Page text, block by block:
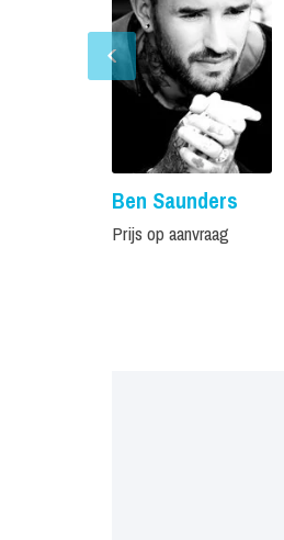
Ben Saunders
Prijs op aanvraag